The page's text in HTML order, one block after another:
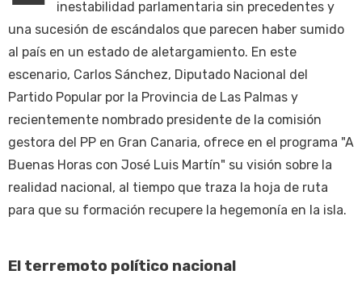
inestabilidad parlamentaria sin precedentes y
una sucesión de escándalos que parecen haber sumido
al país en un estado de aletargamiento. En este
escenario, Carlos Sánchez, Diputado Nacional del
Partido Popular por la Provincia de Las Palmas y
recientemente nombrado presidente de la comisión
gestora del PP en Gran Canaria, ofrece en el programa "A
Buenas Horas con José Luis Martín" su visión sobre la
realidad nacional, al tiempo que traza la hoja de ruta
para que su formación recupere la hegemonía en la isla.
El terremoto político nacional